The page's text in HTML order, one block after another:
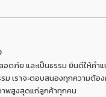
ย และเป็นธรรม ยินดีให้คำ
ม เราจะตอบสนองทุกความต้อ
าพสูงสุดแก่ลูกค้าทุกคน